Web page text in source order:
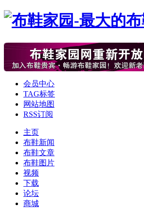
会员中心
TAG标签
网站地图
RSS订阅
主页
布鞋新闻
布鞋文章
布鞋图片
视频
下载
论坛
商城